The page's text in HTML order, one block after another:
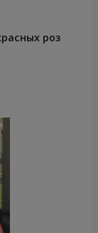
роз